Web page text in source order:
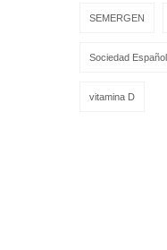
SEMERGEN
Sociedad
vitamina D